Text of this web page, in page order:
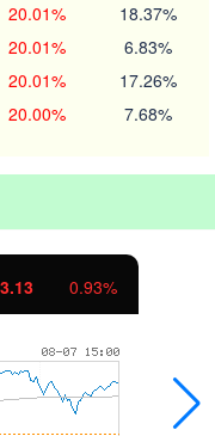
20.01% 18.37%
20.01% 6.83%
20.01% 17.26%
20.00% 7.68%